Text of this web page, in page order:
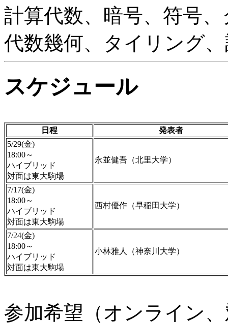
計算代数、暗号、符号
代数幾何、タイリング
スケジュール
日程
発表者
5/29(金)
18:00～
ハイブリッド
対面は東大駒場
永並健吾（北里大学）
7/17(金)
18:00～
ハイブリッド
対面は東大駒場
西村優作（早稲田大学）
7/24(金)
18:00～
ハイブリッド
対面は東大駒場
小林雅人（神奈川大学）
参加希望（オンライン